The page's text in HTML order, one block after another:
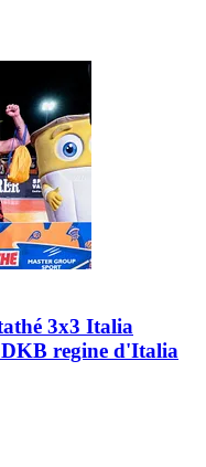
3x3 Italia
regine d'Italia